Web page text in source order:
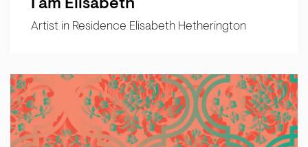
I am Elisabeth
Artist in Residence Elisabeth Hetherington